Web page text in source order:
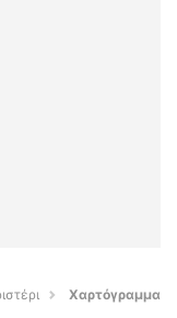
Χαρτόγραμμα